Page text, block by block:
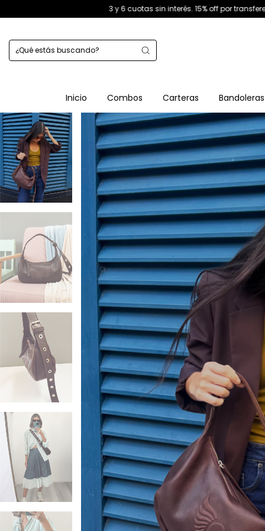
3 y 6 cuotas sin interés. 15% off por transferencia. 10% off extra
Inicio Combos Carteras Bandoleras